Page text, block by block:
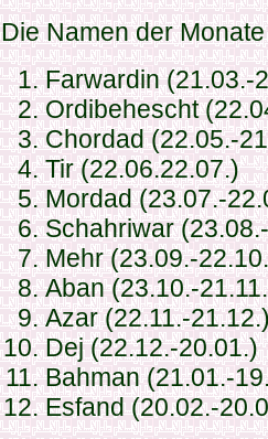
Die Namen der
Farwardin (21.03.-
Ordibehescht
Chordad (22.05.-
Tir (22.06.22.07.)
Mordad (23.07.-
Schahriwar
Mehr (23.09.-
Aban (23.10.-
Azar (22.11.-
Dej (22.12.-20.01.)
Bahman (21.01.-
Esfand (20.02.-